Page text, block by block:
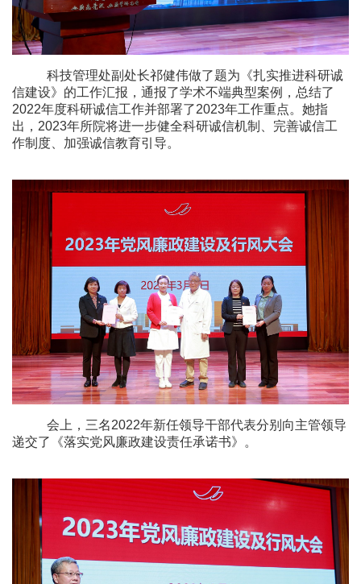
科技管理处副处长祁健伟做了题为《扎实推进科研诚
信建设》的工作汇报，通报了学术不端典型案例，总结了
2022年度科研诚信工作并部署了2023年工作重点。她指
出， 2023年所院将进一步健全科研诚信机制、完善诚信工
作制度、加强诚信教育引导。
会上，三名2022年新任领导干部代表分别向主管领导
递交了《落实党风廉政建设责任承诺书》。